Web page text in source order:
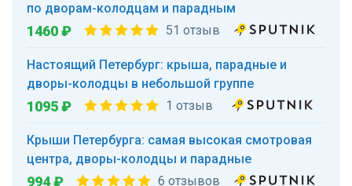
по дворам-колодцам и парадным
1460 ₽ 51 отзыв
Настоящий Петербург: крыша, парадные и
дворы-колодцы в небольшой группе
1095 ₽ 1 отзыв
Крыши Петербурга: самая высокая смотровая
центра, дворы-колодцы и парадные
994 ₽ 6 отзывов